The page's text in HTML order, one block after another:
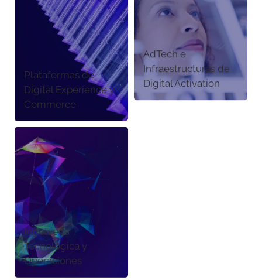
Plataformas de
Digital Experience y
Commerce
AdTech e
Infraestructuras de
Digital Activation
Ingeniería
Tecnológica y
Operaciones